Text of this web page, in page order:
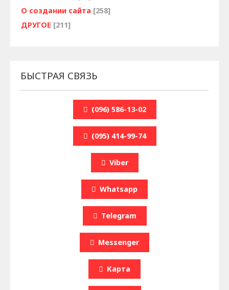
О создании сайта [258]
ДРУГОЕ [211]
БЫСТРАЯ СВЯЗЬ
(096) 586-13-02
(095) 414-99-74
Viber
Whatsapp
Telegram
Messenger
Карта